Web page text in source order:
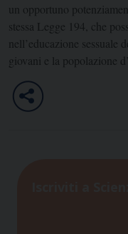
un opportuno
stessa Legge 194, che
nell’educazione sessuale
giovani e la popolazione